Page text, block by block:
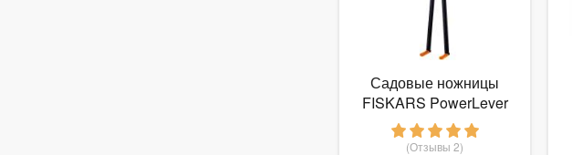
Садовые ножницы
FISKARS PowerLever
GS53
(Отзывы 2)